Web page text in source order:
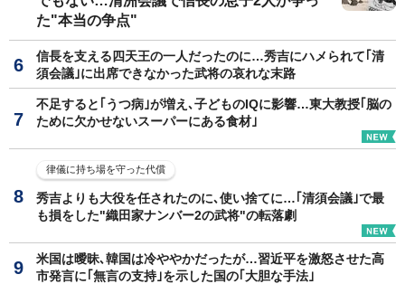
た"本当の争点"
信長を支える四天王の一人だったのに…秀吉にハメられて｢清
須会議｣に出席できなかった武将の哀れな末路
不足すると｢うつ病｣が増え､子どものIQに影響…東大教授｢脳の
ために欠かせないスーパーにある食材｣
律儀に持ち場を守った代償
秀吉よりも大役を任されたのに､使い捨てに…｢清須会議｣で最
も損をした"織田家ナンバー2の武将"の転落劇
米国は曖昧､韓国は冷ややかだったが…習近平を激怒させた高
市発言に｢無言の支持｣を示した国の｢大胆な手法｣